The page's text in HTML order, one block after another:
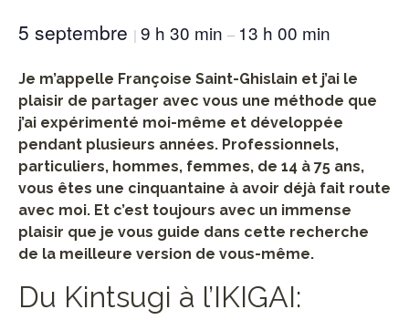
5 septembre | 9 h 30 min – 13 h 00 min
Je m’appelle Françoise Saint-Ghislain et j’ai le
plaisir de partager avec vous une méthode que
j’ai expérimenté moi-même et développée
pendant plusieurs années. Professionnels,
particuliers, hommes, femmes, de 14 à 75 ans,
vous êtes une cinquantaine à avoir déjà fait route
avec moi. Et c’est toujours avec un immense
plaisir que je vous guide dans cette recherche
de la meilleure version de vous-même.
Du Kintsugi à l’IKIGAI: